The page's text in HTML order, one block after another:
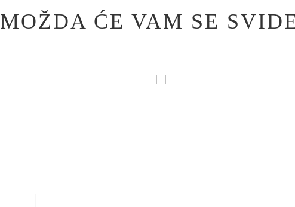
MOŽDA ĆE VAM SE